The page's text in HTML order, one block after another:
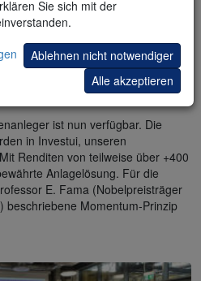
ist nun verfügbar. Die
in Investui, unseren
Renditen von teilweise über +400
Anlagelösung. Für die
E. Fama (Nobelpreisträger
beschriebene Momentum-Prinzip
Sie sich mit der
Ablehnen nicht notwendiger
Alle akzeptieren